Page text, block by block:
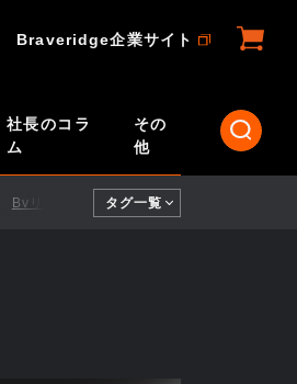
社長のコラ
ム
その
他
BvリモートID CI／CD
タグ一覧
Braveridge企業サイト